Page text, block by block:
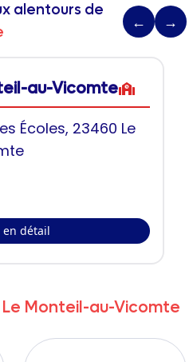
alentours de
← →
au-Vicomte
Écoles, 23460 Le
en détail
Le Monteil-au-Vicomte